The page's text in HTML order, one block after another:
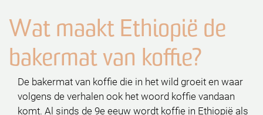
Wat maakt Ethiopië de
bakermat van koffie?
De bakermat van koffie die in het wild groeit en waar
volgens de verhalen ook het woord koffie vandaan
komt. Al sinds de 9e eeuw wordt koffie in Ethiopië als